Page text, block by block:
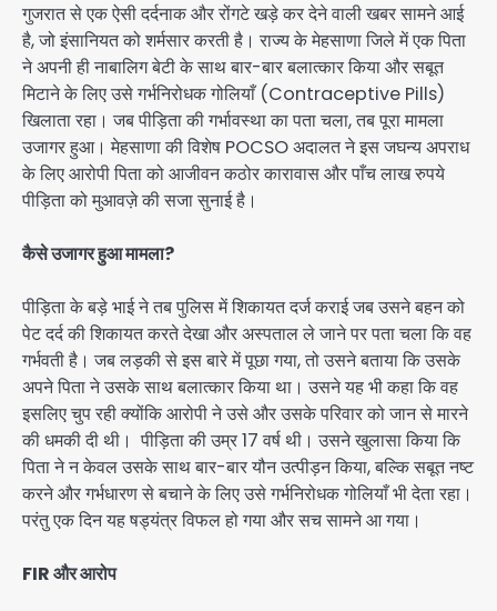
गुजरात से एक ऐसी दर्दनाक और रोंगटे खड़े कर देने वाली खबर सामने आई
है, जो इंसानियत को शर्मसार करती है। राज्य के मेहसाणा जिले में एक पिता
ने अपनी ही नाबालिग बेटी के साथ बार-बार बलात्कार किया और सबूत
मिटाने के लिए उसे गर्भनिरोधक गोलियाँ (Contraceptive Pills)
खिलाता रहा। जब पीड़िता की गर्भावस्था का पता चला, तब पूरा मामला
उजागर हुआ। मेहसाणा की विशेष POCSO अदालत ने इस जघन्य अपराध
के लिए आरोपी पिता को आजीवन कठोर कारावास और पाँच लाख रुपये
पीड़िता को मुआवज़े की सजा सुनाई है।
कैसे उजागर हुआ मामला?
पीड़िता के बड़े भाई ने तब पुलिस में शिकायत दर्ज कराई जब उसने बहन को
पेट दर्द की शिकायत करते देखा और अस्पताल ले जाने पर पता चला कि वह
गर्भवती है। जब लड़की से इस बारे में पूछा गया, तो उसने बताया कि उसके
अपने पिता ने उसके साथ बलात्कार किया था। उसने यह भी कहा कि वह
इसलिए चुप रही क्योंकि आरोपी ने उसे और उसके परिवार को जान से मारने
की धमकी दी थी। पीड़िता की उम्र 17 वर्ष थी। उसने खुलासा किया कि
पिता ने न केवल उसके साथ बार-बार यौन उत्पीड़न किया, बल्कि सबूत नष्ट
करने और गर्भधारण से बचाने के लिए उसे गर्भनिरोधक गोलियाँ भी देता रहा।
परंतु एक दिन यह षड्यंत्र विफल हो गया और सच सामने आ गया।
FIR और आरोप